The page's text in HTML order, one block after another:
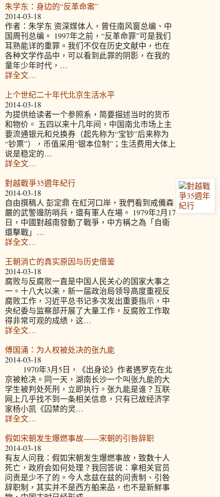
朱学东：身边的“反革命案”
2014-03-18
作者：朱学东 资深媒体人，曾任南风窗总编、中
国周刊总编。 1997年之前，“反革命罪”可是我们
耳熟能详的重罪。我们不仅在历史文献中，也在
各种文学作品中，可以看到此罪的阴影，在我的
童年少年时代，…
詳全文…
上个世纪二十年代北京生活水平
2014-03-18
为提供给读者一个参照系，简要描述当时的货币
和物价。 五四以来十几年间，中国南北市场上主
要流通银元和兑换券（起先称为“宝钞”后来称为
“钞票”），币值采用“银本位制”；生活费用大体上
说是稳定的…
詳全文…
對越戰爭35週年紀行
2014-03-18
自由撰稿人 彭定鼎 在紅河口岸，我們看到戒備森
嚴的武警邊防哨兵，還有軍人在場。 1979年2月17
日，中國對越南發動了戰爭，中方稱之為「自衛
還擊戰」…
詳全文…
王朝消亡的真实原因与历史借鉴
2014-03-18
腐败与反腐败一直是中国人民关心的国家大事之
一。十八大以来，新一届政治局领导高度重视反
腐败工作，习近平总书记多次发出重要指示，中
央纪委与监察部开展了大量工作，反腐败工作取
得非常可观的成绩，这…
詳全文…
傅国涌：为人权被处决的张九能
2014-03-18
1970年3月5日，《出身论》作者遇罗克在北
京被枪决。同一天，湖南长沙一个叫张九能的大
学生被判处死刑，立即执行。张九能是谁？互联
网上几乎找不到一条相关信息，只有已故经济学
家杨小凯《囚禁的灵…
詳全文…
假如宋朝发生爆燃事故——宋朝的引咎辞职
2014-03-18
有友人问我：假如宋朝发生爆燃事故，致数十人
死亡，政府会如何处理？我回答说：拿相关官员
问责是少不了的。今人念兹在兹的问责制、引咎
辞职制，其实并不是西方舶来品，也不是新鲜事